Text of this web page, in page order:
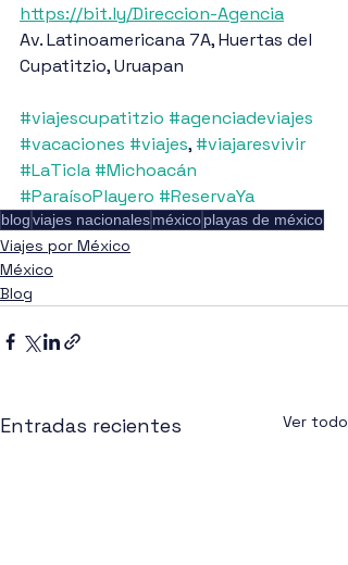
https://bit.ly/Direccion-Agencia
Av. Latinoamericana 7A, Huertas del
Cupatitzio, Uruapan
#viajescupatitzio #agenciadeviajes
#vacaciones #viajes, #viajaresvivir
#LaTicla #Michoacán
#ParaísoPlayero #ReservaYa
blogviajes nacionalesméxicoplayas de méxico
Viajes por México
México
Blog
Entradas recientes Ver todo